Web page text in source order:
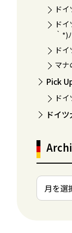
ド
ド
｀*)ﾉ
ド
マナ
Pick
ド
ドイ